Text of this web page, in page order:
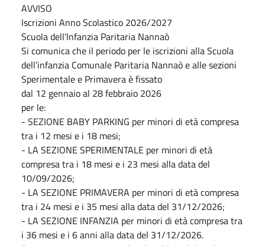
AVVISO
Iscrizioni Anno Scolastico 2026/2027
Scuola dell’Infanzia Paritaria Nannaò
Si comunica che il periodo per le iscrizioni alla Scuola
dell’infanzia Comunale Paritaria Nannaò e alle sezioni
Sperimentale e Primavera è fissato
dal 12 gennaio al 28 febbraio 2026
per le:
- SEZIONE BABY PARKING per minori di età compresa
tra i 12 mesi e i 18 mesi;
- LA SEZIONE SPERIMENTALE per minori di età
compresa tra i 18 mesi e i 23 mesi alla data del
10/09/2026;
- LA SEZIONE PRIMAVERA per minori di età compresa
tra i 24 mesi e i 35 mesi alla data del 31/12/2026;
- LA SEZIONE INFANZIA per minori di età compresa tra
i 36 mesi e i 6 anni alla data del 31/12/2026.